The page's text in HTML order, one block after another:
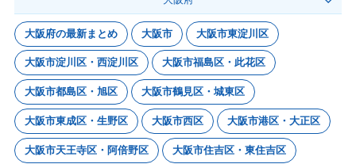
大阪府の最新まとめ 大阪市 大阪市東淀川区
大阪市淀川区・西淀川区 大阪市福島区・此花区
大阪市都島区・旭区 大阪市鶴見区・城東区
大阪市東成区・生野区 大阪市西区 大阪市港区・大正区
大阪市天王寺区・阿倍野区 大阪市住吉区・東住吉区